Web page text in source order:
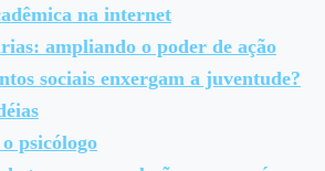
na internet
ampliando o poder de ação
sociais enxergam a juventude?
psicólogo